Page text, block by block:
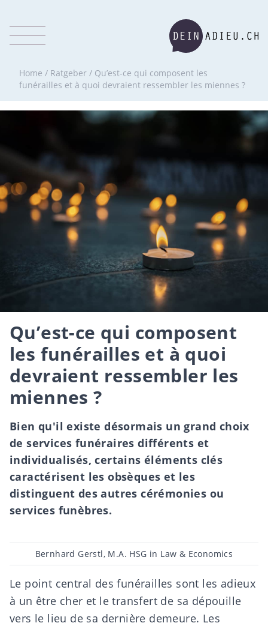
Home / Ratgeber / Qu’est-ce qui composent les
funérailles et à quoi devraient ressembler les miennes ?
Qu’est-ce qui composent
les funérailles et à quoi
devraient ressembler les
miennes ?
Bien qu'il existe désormais un grand choix
de services funéraires différents et
individualisés, certains éléments clés
caractérisent les obsèques et les
distinguent des autres cérémonies ou
services funèbres.
Post
author
Bernhard Gerstl, M.A. HSG in Law & Economics
Le point central des funérailles sont les adieux
à un être cher et le transfert de sa dépouille
vers le lieu de sa dernière demeure. Les